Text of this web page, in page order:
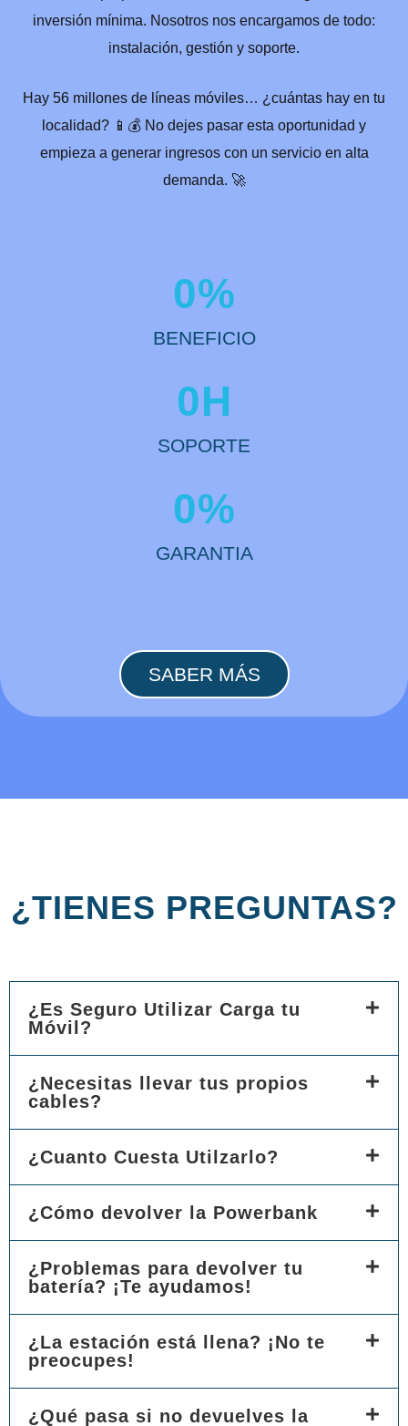
inversión mínima. Nosotros nos encargamos de todo:
instalación, gestión y soporte.
Hay 56 millones de líneas móviles… ¿cuántas hay en tu
localidad? 📱💰 No dejes pasar esta oportunidad y
empieza a generar ingresos con un servicio en alta
demanda. 🚀
BENEFICIO
0%
SOPORTE
0H
GARANTIA
0%
SABER MÁS
¿TIENES PREGUNTAS?
¿Es Seguro Utilizar Carga tu
Móvil?
¿Necesitas llevar tus propios
cables?
¿Cuanto Cuesta Utilzarlo?
¿Cómo devolver la Powerbank
¿Problemas para devolver tu
batería? ¡Te ayudamos!
¿La estación está llena? ¡No te
preocupes!
¿Qué pasa si no devuelves la